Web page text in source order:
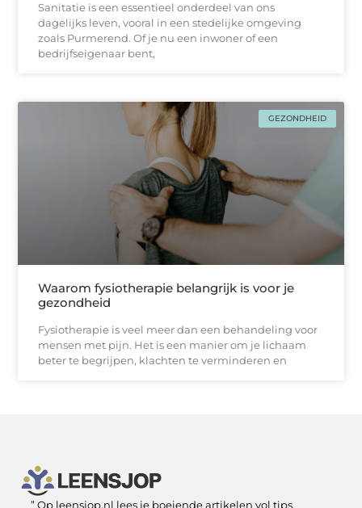
Sanitatie is een essentieel onderdeel van ons
dagelijks leven, vooral in een stedelijke omgeving
zoals Purmerend. Of je nu een inwoner of een
bedrijfseigenaar bent,
GEZONDHEID
Waarom fysiotherapie belangrijk is voor je
gezondheid
Fysiotherapie is veel meer dan een behandeling voor
mensen met pijn. Het is een manier om je lichaam
beter te begrijpen, klachten te verminderen en
” Op leensjop.nl lees je boeiende artikelen vol tips,